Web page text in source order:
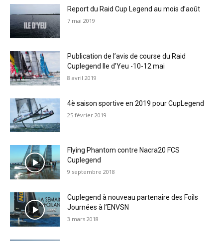
Report du Raid Cup Legend au mois d’août
7 mai 2019
Publication de l’avis de course du Raid
Cuplegend Ile d’Yeu -10-12 mai
8 avril 2019
4è saison sportive en 2019 pour CupLegend
25 février 2019
Flying Phantom contre Nacra20 FCS
Cuplegend
9 septembre 2018
Cuplegend à nouveau partenaire des Foils
Journées à l’ENVSN
3 mars 2018